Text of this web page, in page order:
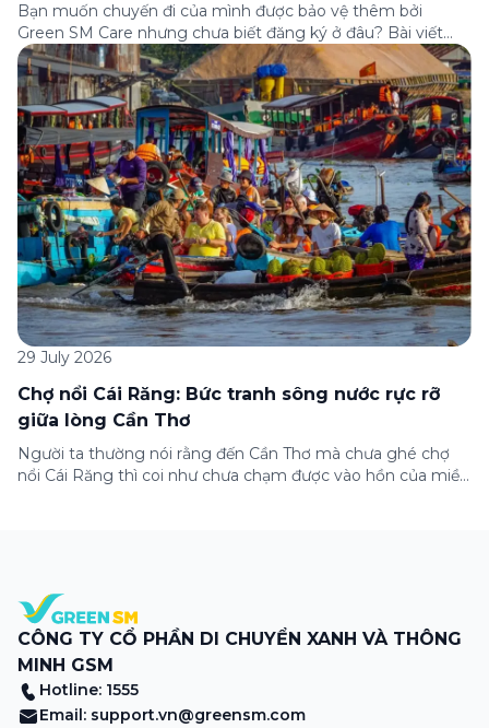
Bạn muốn chuyến đi của mình được bảo vệ thêm bởi
Green SM Care nhưng chưa biết đăng ký ở đâu? Bài viết
dưới đây sẽ hướng dẫn chi tiết cách tham gia (và hủy tham
gia) gói bảo hiểm này ngay trên ứng dụng Green SM, cùng
những lưu ý quan trọng trước khi […]
29 July 2026
Chợ nổi Cái Răng: Bức tranh sông nước rực rỡ
giữa lòng Cần Thơ
Người ta thường nói rằng đến Cần Thơ mà chưa ghé chợ
nổi Cái Răng thì coi như chưa chạm được vào hồn của miền
CÔNG TY CỔ PHẦN DI CHUYỂN XANH VÀ THÔNG
MINH GSM
Hotline: 1555
Email: support.vn@greensm.com